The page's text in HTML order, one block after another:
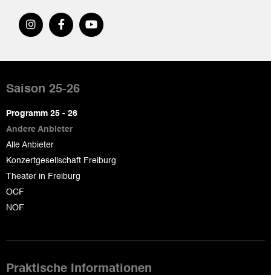
de
page
Saison 25-26
Programm 25 - 26
Andere Anbieter
Alle Anbieter
Konzertgesellschaft Freiburg
Theater in Freiburg
OCF
NOF
Praktische Informationen